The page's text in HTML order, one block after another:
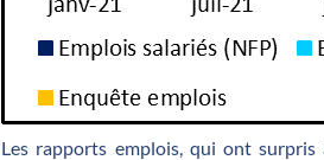
Les rapports emplois, qui ont